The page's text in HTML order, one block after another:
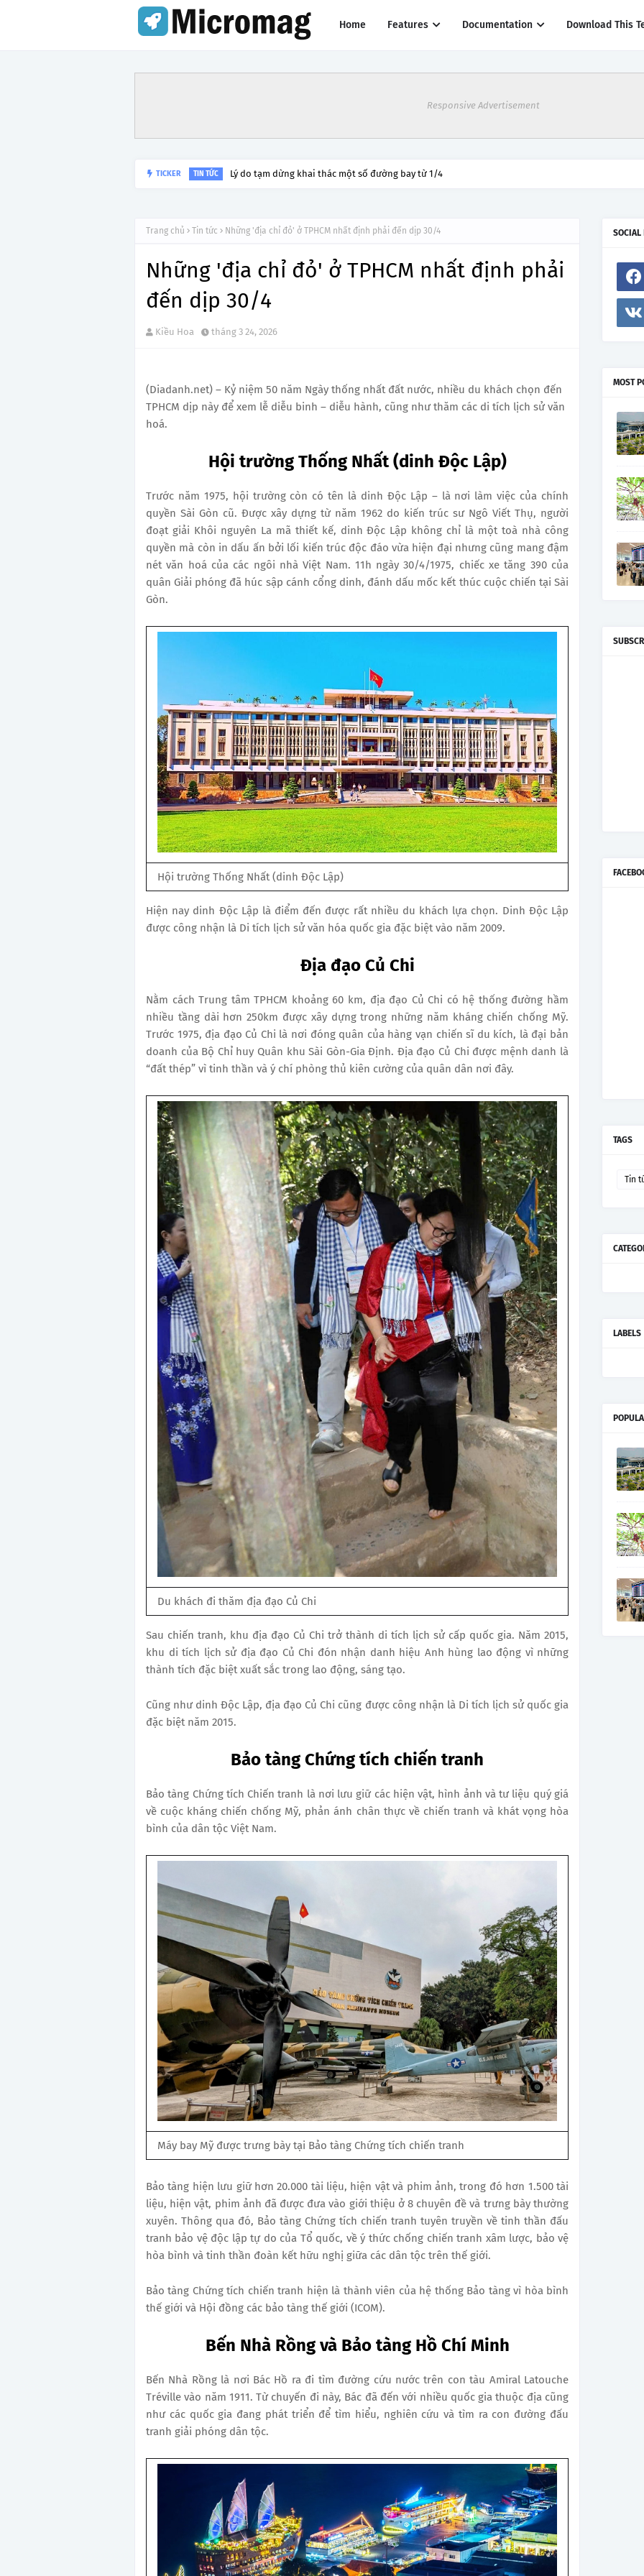
Home Features Documentation Download This
Responsive Advertisement
TICKER TIN TỨC Lý do tạm dừng khai thác một số đường bay từ 1/4
Trang chủ Tin tức Những 'địa chỉ đỏ' ở TPHCM nhất định phải đến dịp 30/4
Những 'địa chỉ đỏ' ở TPHCM nhất định phải
đến dịp 30/4
Kiều Hoa tháng 3 24, 2026
(Diadanh.net) – Kỷ niệm 50 năm Ngày thống nhất đất nước, nhiều du khách chọn đến
TPHCM dịp này để xem lễ diễu binh – diễu hành, cũng như thăm các di tích lịch sử văn
hoá.
Hội trường Thống Nhất (dinh Độc Lập)
Trước năm 1975, hội trường còn có tên là dinh Độc Lập – là nơi làm việc của chính
quyền Sài Gòn cũ. Được xây dựng từ năm 1962 do kiến trúc sư Ngô Viết Thụ, người
đoạt giải Khôi nguyên La mã thiết kế, dinh Độc Lập không chỉ là một toà nhà công
quyền mà còn in dấu ấn bởi lối kiến trúc độc đáo vừa hiện đại nhưng cũng mang đậm
nét văn hoá của các ngôi nhà Việt Nam. 11h ngày 30/4/1975, chiếc xe tăng 390 của
quân Giải phóng đã húc sập cánh cổng dinh, đánh dấu mốc kết thúc cuộc chiến tại Sài
Gòn.
Hội trường Thống Nhất (dinh Độc Lập)
Hiện nay dinh Độc Lập là điểm đến được rất nhiều du khách lựa chọn. Dinh Độc Lập
được công nhận là Di tích lịch sử văn hóa quốc gia đặc biệt vào năm 2009.
Địa đạo Củ Chi
Nằm cách Trung tâm TPHCM khoảng 60 km, địa đạo Củ Chi có hệ thống đường hầm
nhiều tầng dài hơn 250km được xây dựng trong những năm kháng chiến chống Mỹ.
Trước 1975, địa đạo Củ Chi là nơi đóng quân của hàng vạn chiến sĩ du kích, là đại bản
doanh của Bộ Chỉ huy Quân khu Sài Gòn-Gia Định. Địa đạo Củ Chi được mệnh danh là
“đất thép” vì tinh thần và ý chí phòng thủ kiên cường của quân dân nơi đây.
Du khách đi thăm địa đạo Củ Chi
Sau chiến tranh, khu địa đạo Củ Chi trở thành di tích lịch sử cấp quốc gia. Năm 2015,
khu di tích lịch sử địa đạo Củ Chi đón nhận danh hiệu Anh hùng lao động vì những
thành tích đặc biệt xuất sắc trong lao động, sáng tạo.
Cũng như dinh Độc Lập, địa đạo Củ Chi cũng được công nhận là Di tích lịch sử quốc gia
đặc biệt năm 2015.
Bảo tàng Chứng tích chiến tranh
Bảo tàng Chứng tích Chiến tranh là nơi lưu giữ các hiện vật, hình ảnh và tư liệu quý giá
về cuộc kháng chiến chống Mỹ, phản ánh chân thực về chiến tranh và khát vọng hòa
bình của dân tộc Việt Nam.
Máy bay Mỹ được trưng bày tại Bảo tàng Chứng tích chiến tranh
Bảo tàng hiện lưu giữ hơn 20.000 tài liệu, hiện vật và phim ảnh, trong đó hơn 1.500 tài
liệu, hiện vật, phim ảnh đã được đưa vào giới thiệu ở 8 chuyên đề và trưng bày thường
xuyên. Thông qua đó, Bảo tàng Chứng tích chiến tranh tuyên truyền về tinh thần đấu
tranh bảo vệ độc lập tự do của Tổ quốc, về ý thức chống chiến tranh xâm lược, bảo vệ
hòa bình và tinh thần đoàn kết hữu nghị giữa các dân tộc trên thế giới.
Bảo tàng Chứng tích chiến tranh hiện là thành viên của hệ thống Bảo tàng vì hòa bình
thế giới và Hội đồng các bảo tàng thế giới (ICOM).
Bến Nhà Rồng và Bảo tàng Hồ Chí Minh
Bến Nhà Rồng là nơi Bác Hồ ra đi tìm đường cứu nước trên con tàu Amiral Latouche
Tréville vào năm 1911. Từ chuyến đi này, Bác đã đến với nhiều quốc gia thuộc địa cũng
như các quốc gia đang phát triển để tìm hiểu, nghiên cứu và tìm ra con đường đấu
tranh giải phóng dân tộc.
SOCIAL
MOST
TAGS
Tin
LABELS